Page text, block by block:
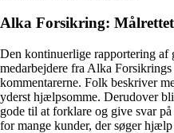
Alka Forsikring:
Den kontinuerlige rapportering af
medarbejdere fra Alka
kommentarerne. Folk beskriver
yderst hjælpsomme. Derudover
gode til at forklare og give svar
for mange kunder, der søger